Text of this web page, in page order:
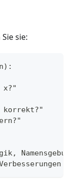
sie:
x?"
korrekt?"